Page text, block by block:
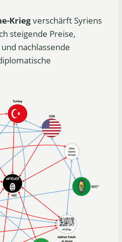
Kriegverschärft Syriens
steigende Preise,
nachlassende